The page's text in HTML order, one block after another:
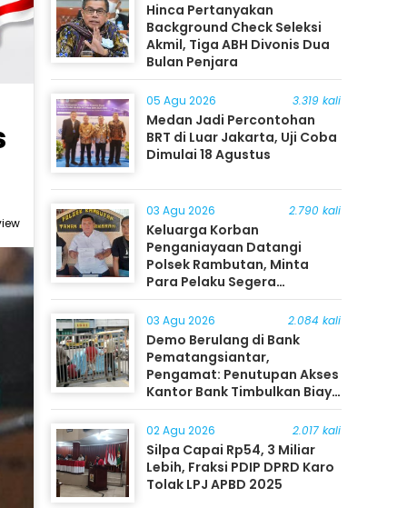
Hinca Pertanyakan
Background Check Seleksi
Akmil, Tiga ABH Divonis Dua
Bulan Penjara
05 Agu 2026 3.319 kali
Medan Jadi Percontohan
BRT di Luar Jakarta, Uji Coba
Dimulai 18 Agustus
03 Agu 2026 2.790 kali
Keluarga Korban
Penganiayaan Datangi
Polsek Rambutan, Minta
Para Pelaku Segera
Ditangkap
03 Agu 2026 2.084 kali
Demo Berulang di Bank
Pematangsiantar,
Pengamat: Penutupan Akses
Kantor Bank Timbulkan Biaya
Ekonomi bagi Masyarakat
02 Agu 2026 2.017 kali
Silpa Capai Rp54, 3 Miliar
Lebih, Fraksi PDIP DPRD Karo
Tolak LPJ APBD 2025